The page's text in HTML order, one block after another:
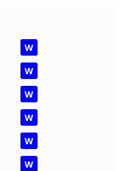
W
W
W
W
W
W